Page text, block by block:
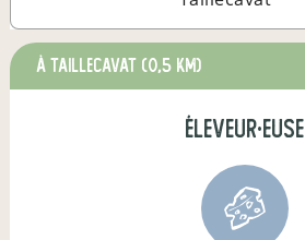
à Taillecavat (0,5 km)
éleveur·euse